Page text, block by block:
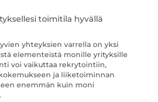
toimitila hyvällä
yhteyksien varrella on yksi
elementeistä monille yrityksille
voi vaikuttaa rekrytointiin,
ja liiketoiminnan
enemmän kuin moni